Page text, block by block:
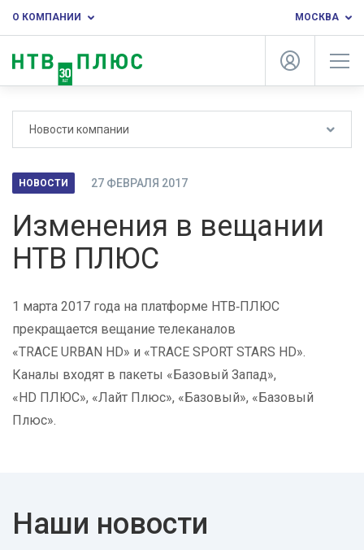
О КОМПАНИИ МОСКВА
Новости компании
НОВОСТИ 27 ФЕВРАЛЯ 2017
Изменения в вещании
НТВ ПЛЮС
1 марта 2017 года на платформе НТВ‑ПЛЮС
прекращается вещание телеканалов
«TRACE URBAN HD» и «TRACE SPORT STARS HD».
Каналы входят в пакеты «Базовый Запад»,
«HD ПЛЮС», «Лайт Плюс», «Базовый», «Базовый
Плюс».
Наши новости